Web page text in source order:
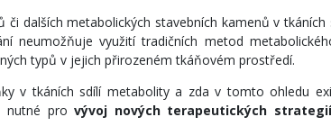
dalších metabolických stavebních kamenů v tkáních
neumožňuje využití tradičních metod
typů v jejich přirozeném tkáňovém prostředí.
v tkáních sdílí metabolity a zda v tomto ohledu
nutné provývoj nových terapeutických strategií